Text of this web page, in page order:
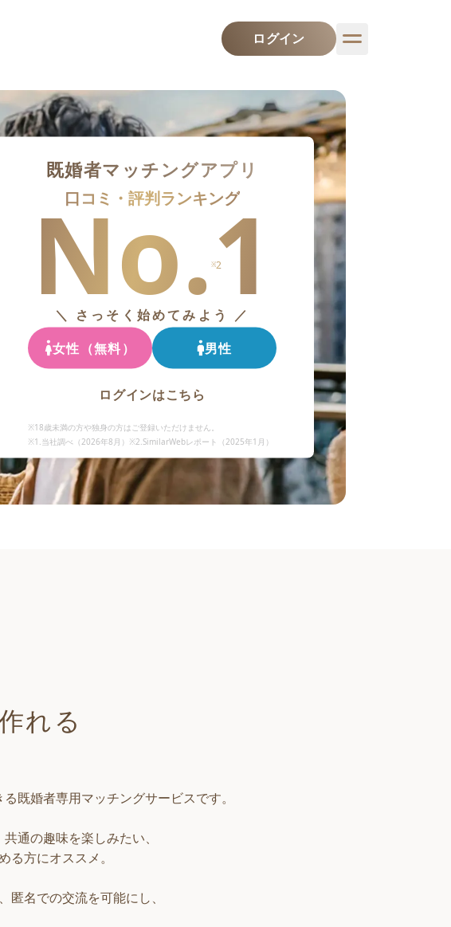
ログイン
既婚者マッチングアプリ
口コミ・評判ランキング
No.1
※2
＼ さっそく始めてみよう ／
女性（無料）
男性
ログインはこちら
※18歳未満の方や独身の方はご登録いただけません。
※1.当社調べ（ 2026年8月 ） ※2.SimilarWebレポート（2025年1月）
れる
既婚者専用マッチングサービスです。
通の趣味を楽しみたい、
方にオススメ。
名での交流を可能にし、